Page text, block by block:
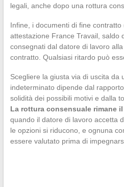
legali, anche dopo una rottura
Infine, i documenti di fine
attestazione France Travail, saldo
consegnati dal datore di lavoro
contratto. Qualsiasi ritardo può
Scegliere la giusta via di uscita da
indeterminato dipende dal
solidità dei possibili motivi e dalla
La rottura consensuale rimane
quando il datore di lavoro accetta
le opzioni si riducono, e ognuna
essere valutato prima di